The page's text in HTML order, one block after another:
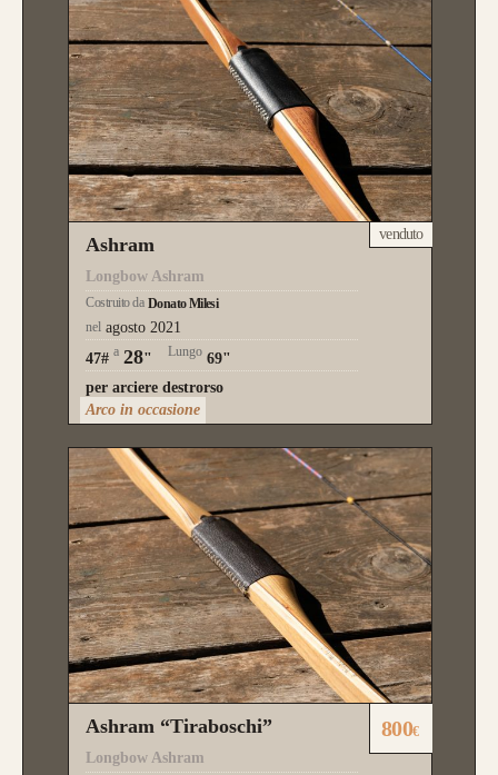
Ashram
Longbow Ashram
Costruito da Donato Milesi
nel agosto 2021
47# a 28" Lungo 69"
per arciere destrorso
venduto
Arco in occasione
Ashram “Tiraboschi”
Longbow Ashram
800€